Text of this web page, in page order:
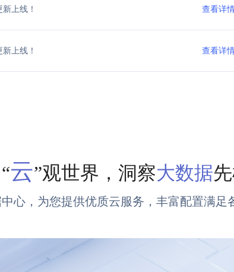
上线！ 查看详
上线！ 查看详
云”观世界，洞察大数据
心，为您提供优质云服务，丰富配置满足